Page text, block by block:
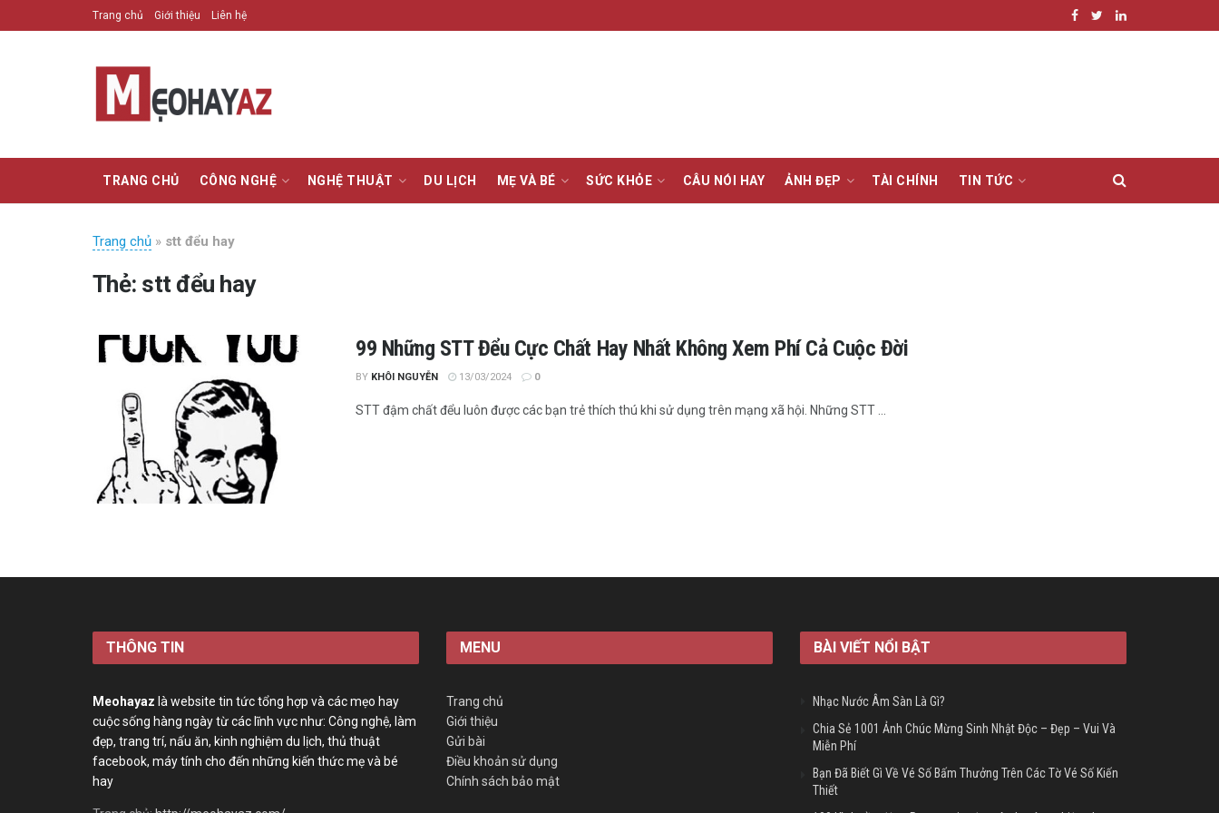
Trang chủ Giới thiệu Liên hệ
TRANG CHỦ CÔNG NGHỆ NGHỆ THUẬT DU LỊCH MẸ VÀ BÉ SỨC KHỎE CÂU NÓI HAY ẢNH ĐẸP TÀI CHÍNH TIN TỨC
Trang chủ » stt đểu hay
Thẻ: stt đểu hay
99 Những STT Đểu Cực Chất Hay Nhất Không Xem Phí Cả Cuộc Đời
BY KHÔI NGUYỄN 13/03/2024 0
STT đậm chất đểu luôn được các bạn trẻ thích thú khi sử dụng trên mạng xã hội. Những STT ...
THÔNG TIN
Meohayaz là website tin tức tổng hợp và các mẹo hay
cuộc sống hàng ngày từ các lĩnh vực như: Công nghệ, làm
đẹp, trang trí, nấu ăn, kinh nghiệm du lịch, thủ thuật
facebook, máy tính cho đến những kiến thức mẹ và bé
hay
MENU
Trang chủ
Giới thiệu
Gửi bài
Điều khoản sử dụng
Chính sách bảo mật
BÀI VIẾT NỔI BẬT
Nhạc Nước Âm Sàn Là Gì?
Chia Sẻ 1001 Ảnh Chúc Mừng Sinh Nhật Độc – Đẹp – Vui Và
Miễn Phí
Bạn Đã Biết Gì Về Vé Số Bấm Thưởng Trên Các Tờ Vé Số Kiến
Thiết